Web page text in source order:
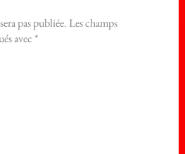
pas publiée.Les champs
avec *